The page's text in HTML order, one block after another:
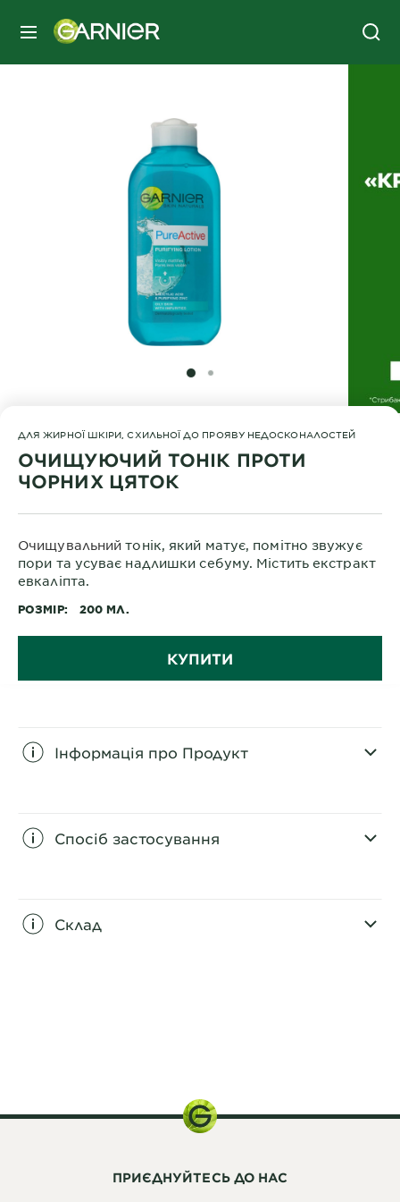
МЕНЮ
SLIDE 1
SLIDE 2
ДЛЯ ЖИРНОЇ ШКІРИ, СХИЛЬНОЇ ДО ПРОЯВУ НЕДОСКОНАЛОСТЕЙ
ОЧИЩУЮЧИЙ ТОНІК ПРОТИ
ЧОРНИХ ЦЯТОК
Очищувальнийтонік, який матує, помітно звужує
пори та усуває надлишки себуму. Містить екстракт
евкаліпта.
РОЗМІР 200 МЛ.
КУПИТИ
Інформація про Продукт
Спосіб застосування
Склад
ПРИЄДНУЙТЕСЬ ДО НАС